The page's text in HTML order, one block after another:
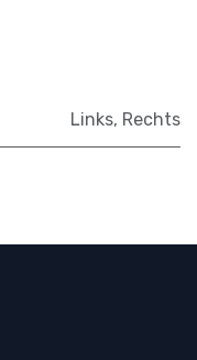
Links, Rechts